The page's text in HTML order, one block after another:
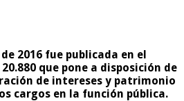
2016 fue publicada en el
que pone a disposición de
de intereses y patrimonio
cargos en la función pública.